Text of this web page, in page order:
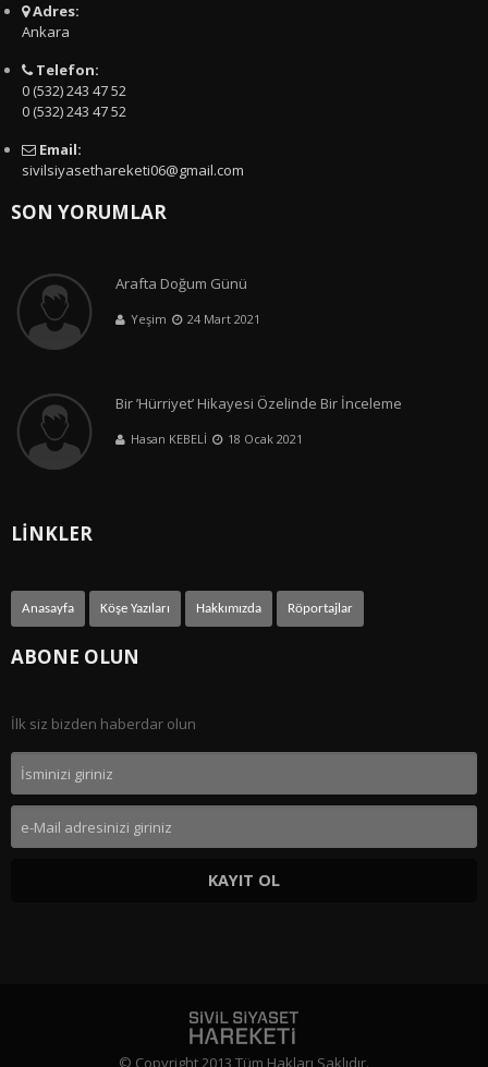
Adres:
Ankara
Telefon:
0 (532) 243 47 52
0 (532) 243 47 52
Email:
sivilsiyasethareketi06@gmail.com
SON YORUMLAR
Arafta Doğum Günü
Yeşim 24 Mart 2021
Bir ’Hürriyet’ Hikayesi Özelinde Bir İnceleme
Hasan KEBELİ 18 Ocak 2021
LİNKLER
Anasayfa Köşe Yazıları Hakkımızda Röportajlar
ABONE OLUN
İlk siz bizden haberdar olun
KAYIT OL
© Copyright 2013 Tüm Hakları Saklıdır.